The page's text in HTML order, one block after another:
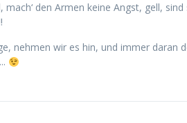
den Armen keine Angst, gell,
nehmen wir es hin, und immer daran